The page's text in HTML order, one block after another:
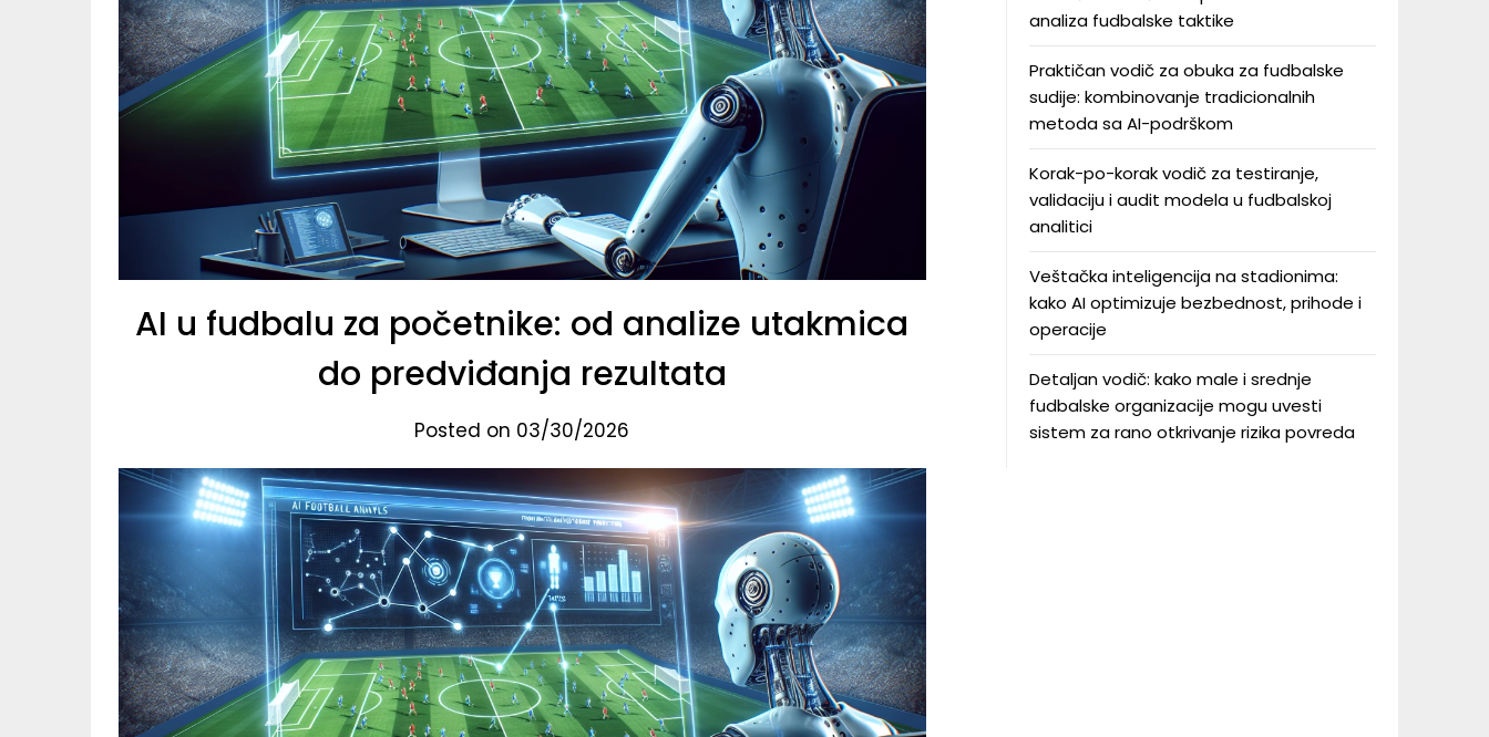
AI u fudbalu za početnike: od analize utakmica
do predviđanja rezultata
Posted on 03/30/2026
analiza fudbalske taktike
Praktičan vodič za obuka za fudbalske
sudije: kombinovanje tradicionalnih
metoda sa AI-podrškom
Korak-po-korak vodič za testiranje,
validaciju i audit modela u fudbalskoj
analitici
Veštačka inteligencija na stadionima:
kako AI optimizuje bezbednost, prihode i
operacije
Detaljan vodič: kako male i srednje
fudbalske organizacije mogu uvesti
sistem za rano otkrivanje rizika povreda